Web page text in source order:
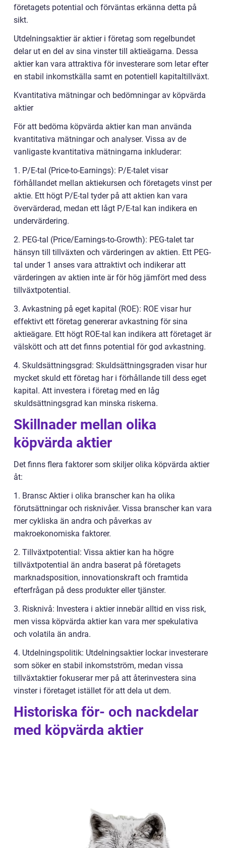
företagets potential och förväntas erkänna detta på
sikt.
Utdelningsaktier är aktier i företag som regelbundet
delar ut en del av sina vinster till aktieägarna. Dessa
aktier kan vara attraktiva för investerare som letar efter
en stabil inkomstkälla samt en potentiell kapitaltillväxt.
Kvantitativa mätningar och bedömningar av köpvärda
aktier
För att bedöma köpvärda aktier kan man använda
kvantitativa mätningar och analyser. Vissa av de
vanligaste kvantitativa mätningarna inkluderar:
1. P/E-tal (Price-to-Earnings): P/E-talet visar
förhållandet mellan aktiekursen och företagets vinst per
aktie. Ett högt P/E-tal tyder på att aktien kan vara
övervärderad, medan ett lågt P/E-tal kan indikera en
undervärdering.
2. PEG-tal (Price/Earnings-to-Growth): PEG-talet tar
hänsyn till tillväxten och värderingen av aktien. Ett PEG-
tal under 1 anses vara attraktivt och indikerar att
värderingen av aktien inte är för hög jämfört med dess
tillväxtpotential.
3. Avkastning på eget kapital (ROE): ROE visar hur
effektivt ett företag genererar avkastning för sina
aktieägare. Ett högt ROE-tal kan indikera att företaget är
välskött och att det finns potential för god avkastning.
4. Skuldsättningsgrad: Skuldsättningsgraden visar hur
mycket skuld ett företag har i förhållande till dess eget
kapital. Att investera i företag med en låg
skuldsättningsgrad kan minska riskerna.
Skillnader mellan olika
köpvärda aktier
Det finns flera faktorer som skiljer olika köpvärda aktier
åt:
1. Bransc Aktier i olika branscher kan ha olika
förutsättningar och risknivåer. Vissa branscher kan vara
mer cykliska än andra och påverkas av
makroekonomiska faktorer.
2. Tillväxtpotential: Vissa aktier kan ha högre
tillväxtpotential än andra baserat på företagets
marknadsposition, innovationskraft och framtida
efterfrågan på dess produkter eller tjänster.
3. Risknivå: Investera i aktier innebär alltid en viss risk,
men vissa köpvärda aktier kan vara mer spekulativa
och volatila än andra.
4. Utdelningspolitik: Utdelningsaktier lockar investerare
som söker en stabil inkomstström, medan vissa
tillväxtaktier fokuserar mer på att återinvestera sina
vinster i företaget istället för att dela ut dem.
Historiska för- och nackdelar
med köpvärda aktier